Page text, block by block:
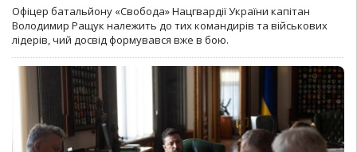
Офіцер батальйону «Свобода» Нацгвардії України капітан
Володимир Ращук належить до тих командирів та військових
лідерів, чий досвід формувався вже в бою.